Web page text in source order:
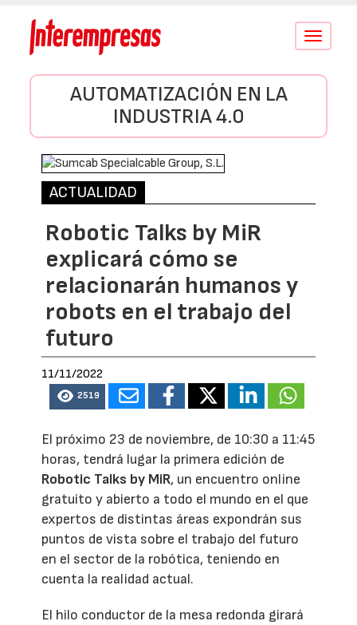
Conmutar
AUTOMATIZACIÓN EN LA
INDUSTRIA 4.0
ACTUALIDAD
Robotic Talks by MiR
explicará cómo se
relacionarán humanos y
robots en el trabajo del
futuro
11/11/2022
2519
El próximo 23 de noviembre, de 10:30 a 11:45
horas, tendrá lugar la primera edición de
Robotic Talks by MiR, un encuentro online
gratuito y abierto a todo el mundo en el que
expertos de distintas áreas expondrán sus
puntos de vista sobre el trabajo del futuro
en el sector de la robótica, teniendo en
cuenta la realidad actual.
El hilo conductor de la mesa redonda girará